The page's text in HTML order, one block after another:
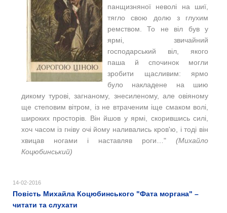
панщизняної неволі на шиї,
тягло свою долю з глухим
ремством. То не віл був у
ярмі, звичайний
господарський віл, якого
паша й спочинок могли
зробити щасливим: ярмо
було накладене на шию
дикому турові, загнаному, знесиленому, але овіяному
ще степовим вітром, із не втраченим іще смаком волі,
широких просторів. Він йшов у ярмі, скорившись силі,
хоч часом із гніву очі йому наливались кров'ю, і тоді він
хвицав ногами і наставляв роги…" (Михайло
Коцюбинський)
14-02-2016
Повість Михайла Коцюбинського "Фата моргана" –
читати та слухати